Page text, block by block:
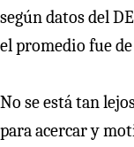
según datos del
el promedio fue de
No se está tan
para acercar y